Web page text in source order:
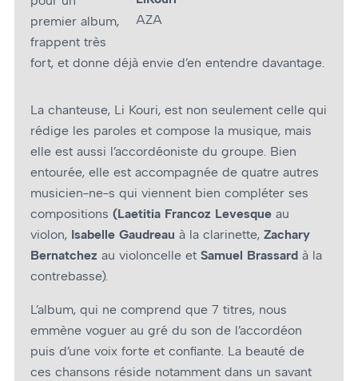
AZA
premier album,
frappent très
fort, et donne déjà envie d’en entendre davantage.
La chanteuse, Li Kouri, est non seulement celle qui
rédige les paroles et compose la musique, mais
elle est aussi l’accordéoniste du groupe. Bien
entourée, elle est accompagnée de quatre autres
musicien-ne-s qui viennent bien compléter ses
compositions (Laetitia Francoz Levesque au
violon, Isabelle Gaudreau à la clarinette, Zachary
Bernatchez au violoncelle et Samuel Brassard à la
contrebasse).
L’album, qui ne comprend que 7 titres, nous
emmène voguer au gré du son de l’accordéon
puis d’une voix forte et confiante. La beauté de
ces chansons réside notamment dans un savant